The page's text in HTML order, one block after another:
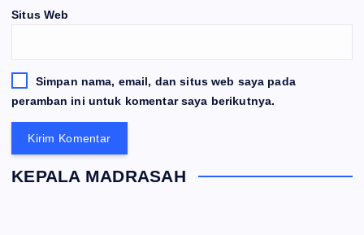
Situs Web
Simpan nama, email, dan situs web saya pada
peramban ini untuk komentar saya berikutnya.
KEPALA MADRASAH